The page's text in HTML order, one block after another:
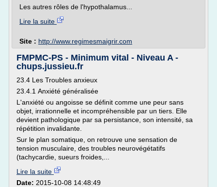
Les autres rôles de l'hypothalamus...
Lire la suite
Site : http://www.regimesmaigrir.com
FMPMC-PS - Minimum vital - Niveau A -
chups.jussieu.fr
23.4 Les Troubles anxieux
23.4.1 Anxiété généralisée
L'anxiété ou angoisse se définit comme une peur sans
objet, irrationnelle et incompréhensible par un tiers. Elle
devient pathologique par sa persistance, son intensité, sa
répétition invalidante.
Sur le plan somatique, on retrouve une sensation de
tension musculaire, des troubles neurovégétatifs
(tachycardie, sueurs froides,...
Lire la suite
Date: 2015-10-08 14:48:49